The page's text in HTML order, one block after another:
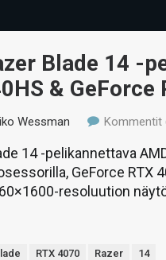
Blade 14 -
& GeForce
Wessman Kommentit
14 -pelikannettava
GeForce RTX
resoluution
RTX 4070 Razer 14